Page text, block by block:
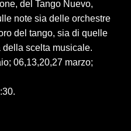
del Tango Nuevo,
note sia delle orchestre
del tango, sia di quelle
scelta musicale.
06,13,20,27 marzo;